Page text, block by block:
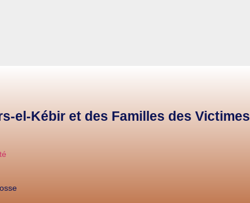
el-Kébir et des Familles des Victimes